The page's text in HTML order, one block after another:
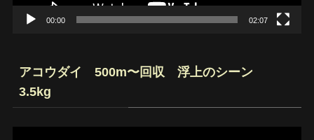
00:00 02:07
アコウダイ 500m〜回収 浮上のシーン
3.5kg